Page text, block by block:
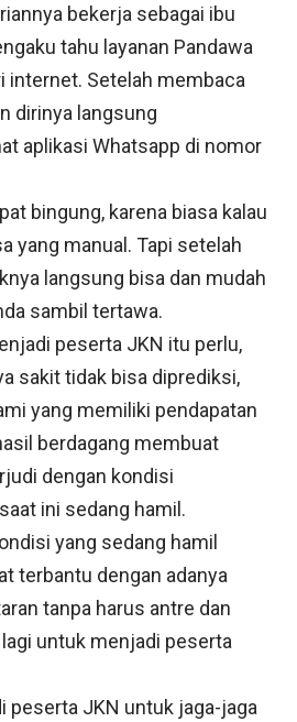
bekerja sebagai ibu
tahu layanan Pandawa
internet. Setelah membaca
dirinya langsung
aplikasi Whatsapp di nomor
bingung, karena biasa kalau
yang manual. Tapi setelah
langsung bisa dan mudah
sambil tertawa.
peserta JKN itu perlu,
sakit tidak bisa diprediksi,
yang memiliki pendapatan
berdagang membuat
dengan kondisi
ini sedang hamil.
yang sedang hamil
terbantu dengan adanya
tanpa harus antre dan
untuk menjadi peserta
peserta JKN untuk jaga-jaga